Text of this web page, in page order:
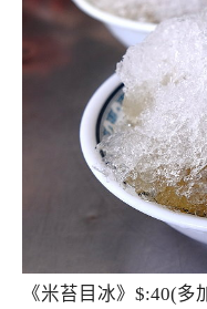
《米苔目冰》$:40(多